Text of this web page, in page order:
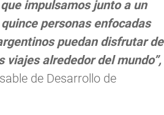
impulsamos junto a un
personas enfocadas
puedan disfrutar de
alrededor del mundo”,
de Desarrollo de